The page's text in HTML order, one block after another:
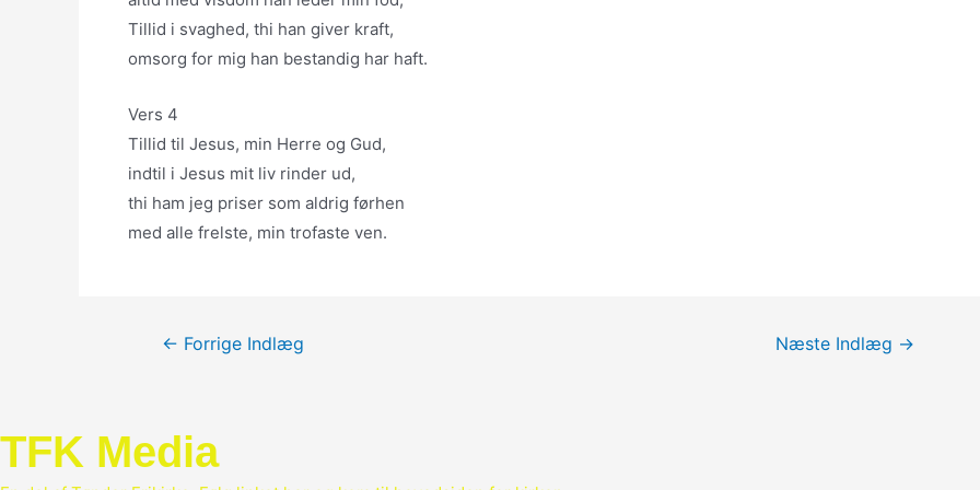
Tillid i svaghed, thi han giver kraft,
omsorg for mig han bestandig har haft.
Vers 4
Tillid til Jesus, min Herre og Gud,
indtil i Jesus mit liv rinder ud,
thi ham jeg priser som aldrig førhen
med alle frelste, min trofaste ven.
Indlægsnavigation
← Forrige Indlæg Næste Indlæg →
TFK Media